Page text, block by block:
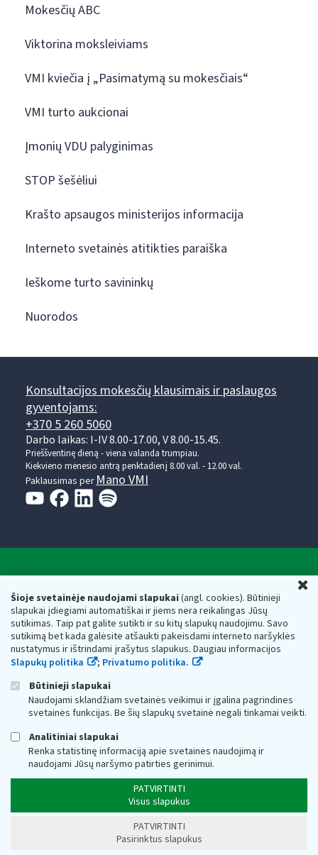
Šioje svetainėje naudojami slapukai(angl. cookies). Būtinieji
slapukai įdiegiami automatiškai ir jiems nėra reikalingas Jūsų
sutikimas. Taip pat galite sutikti ir su kitų slapukų naudojimu. Savo
sutikimą bet kada galėsite atšaukti pakeisdami interneto naršyklės
nustatymus ir ištrindami įrašytus slapukus. Daugiau informacijos
Slapukų politika
; Privatumo politika.
Būtinieji slapukai
Naudojami sklandžiam svetainės veikimui ir įgalina pagrindines
svetainės funkcijas. Be šių slapukų svetainė negali tinkamai veikti.
Analitiniai slapukai
Renka statistinę informaciją apie svetainės naudojimą ir
naudojami Jūsų naršymo patirties gerinimui.
PATVIRTINTI
Visus slapukus
PATVIRTINTI
Pasirinktus slapukus
Mokesčių ABC
Viktorina moksleiviams
VMI kviečia į „Pasimatymą su mokesčiais“
VMI turto aukcionai
Įmonių VDU palyginimas
STOP šešėliui
Krašto apsaugos ministerijos informacija
Interneto svetainės atitikties paraiška
Ieškome turto savininkų
Nuorodos
Konsultacijos mokesčių klausimais ir paslaugos
gyventojams:
+370 5 260 5060
Darbo laikas: I-IV 8.00-17.00, V 8.00-15.45.
Prieššventinę dieną - viena valanda trumpiau.
Kiekvieno mėnesio antrą penktadienį 8.00 val. - 12.00 val.
Paklausimas per Mano VMI
Respublikos finansų ministerijos
Biudžetinė įstaiga. Juridinio asmens kodas — 188659752,
adresas: Vasario 16-osios g. 14, 01107 Vilnius, Lietuva, el.paštas:
vmi@vmi.lt, E. pristatymo dėžutės adresas 188659752
Duomenys apie Valstybinę mokesčių inspekciją prie Lietuvos
Respublikos finansų ministerijos kaupiami ir saugomi Juridinių